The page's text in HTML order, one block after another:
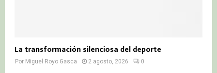
La transformación silenciosa del deporte
Por Miguel Royo Gasca 2 agosto, 2026 0